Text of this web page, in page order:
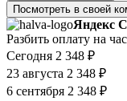
Посмотреть в своей
Яндекс
Разбить оплату на
Сегодня 2 348 ₽
23 августа 2 348 ₽
6 сентября 2 348 ₽